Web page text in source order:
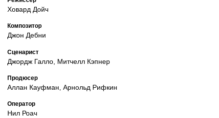
Ховард Дойч
Композитор
Джон Дебни
Сценарист
Джордж Галло, Митчелл Кэпнер
Продюсер
Аллан Кауфман, Арнольд Рифкин
Оператор
Нил Роач